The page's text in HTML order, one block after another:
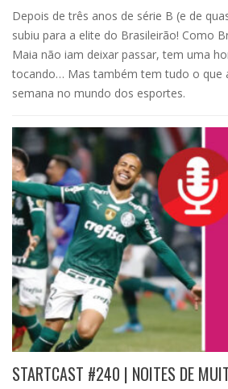
Depois de três anos de série B (e de
subiu para a elite do Brasileirão! Como
Maia não iam deixar passar, tem uma
tocando… Mas também tem tudo o que
semana no mundo dos esportes.
STARTCAST #240 | NOITES DE